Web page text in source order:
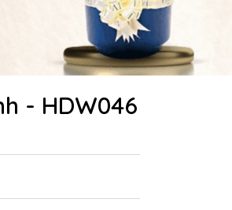
Hoa Dâng Phật
- HDW046